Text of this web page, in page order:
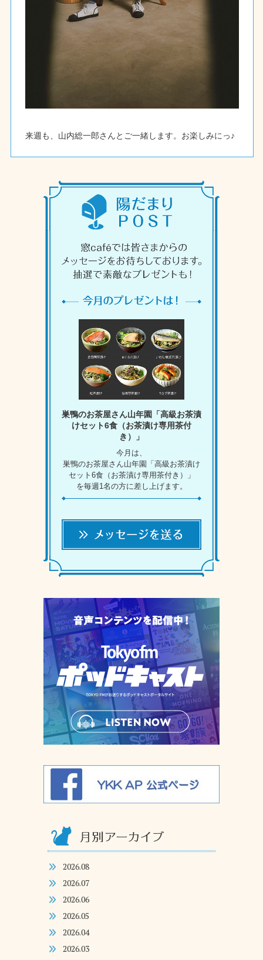
来週も、山内総一郎さんとご一緒します。お楽しみにっ♪
巣鴨のお茶屋さん山年園「高級お茶漬
けセット6食（お茶漬け専用茶付
き）」
今月は、
巣鴨のお茶屋さん山年園「高級お茶漬け
セット6食（お茶漬け専用茶付き）」
を毎週1名の方に差し上げます。
2026.08
2026.07
2026.06
2026.05
2026.04
2026.03